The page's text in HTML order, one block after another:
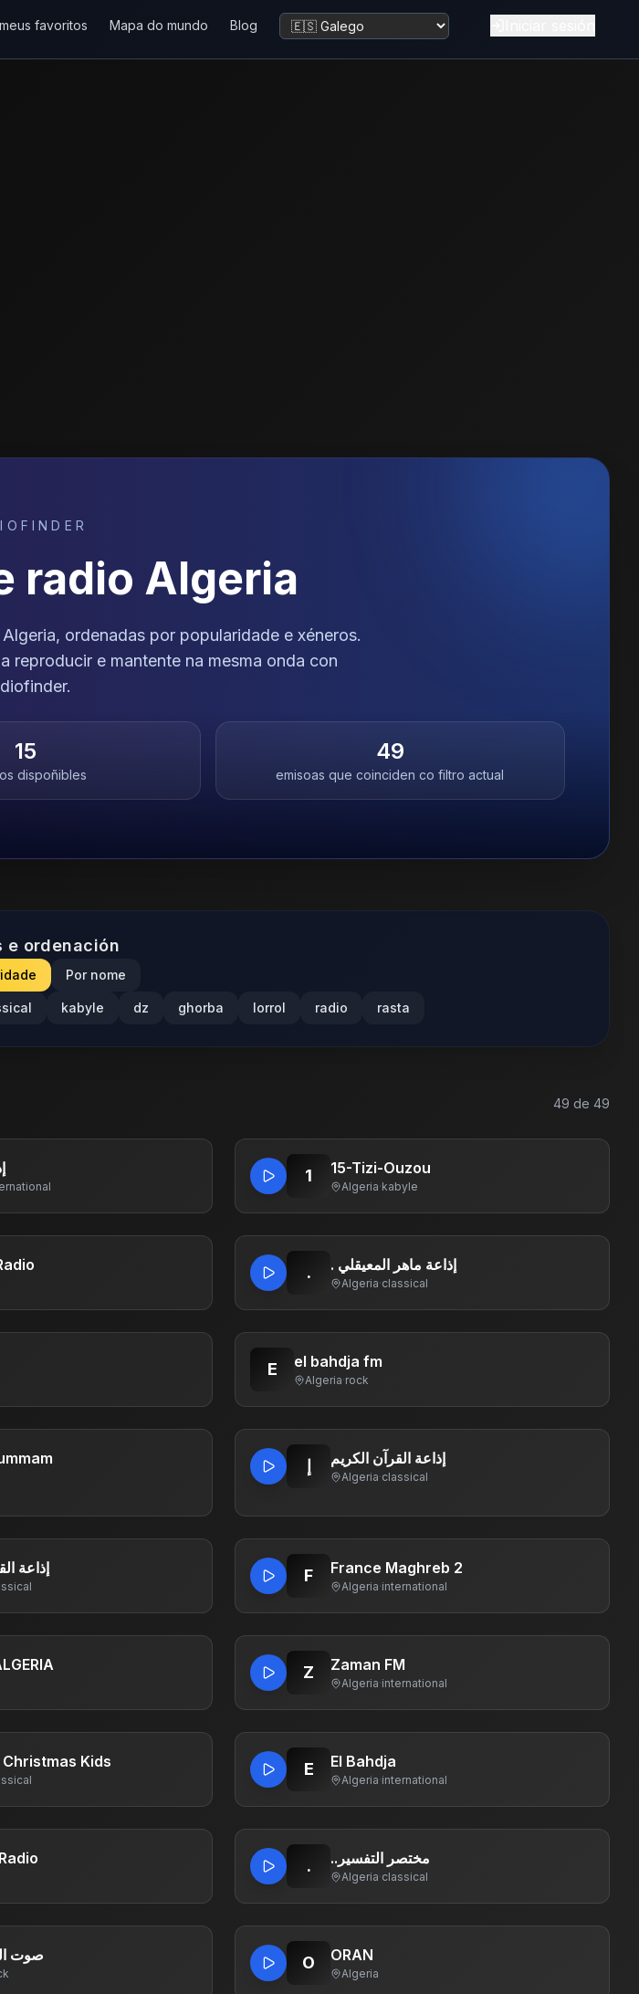
favoritos Mapa do mundo Blog Cambiar idioma
radio Algeria
ordenadas por popularidade e xéneros.
reproducir e mantente na mesma onda con
15
dispoñibles
49
emisoas que coinciden co filtro actual
e ordenación
Por nome
kabyle dz ghorba lorrol radio rasta
49 de 49
1 15-Tizi-Ouzou
Algeria·kabyle
. . إذاعة ماهر المعيقلي
Algeria·classical
E el bahdja fm
Algeria·rock
إذاعة القرآن الكريم
Algeria·classical
إذاعة F France Maghreb 2
Algeria·international
Z Zaman FM
Algeria·international
Christmas Kids E El Bahdja
Algeria·international
. ..مختصر التفسير
Algeria·classical
صوت O ORAN
Algeria